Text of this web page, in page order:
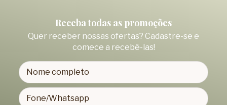
Receba todas as promoções
Quer receber nossas ofertas? Cadastre-se e
comece a recebê-las!